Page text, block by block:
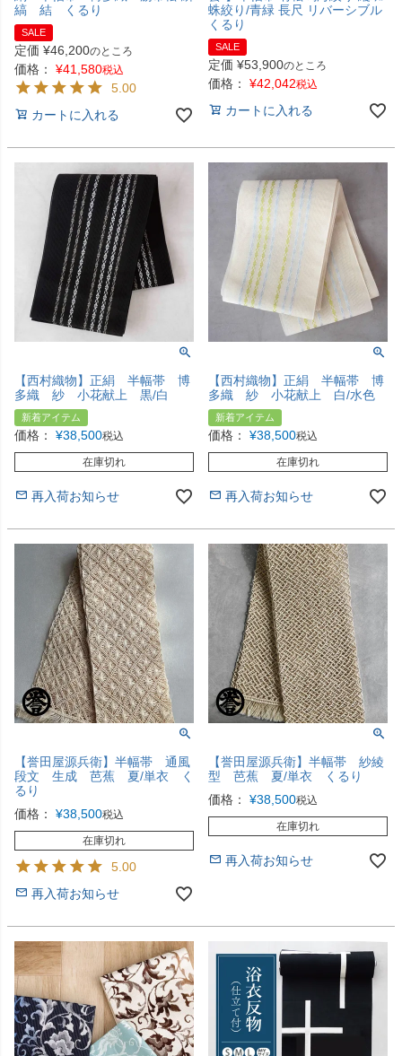
縞 結 くるり
SALE
定価 ¥46,200のところ
価格： ¥41,580税込
5.00
カートに入れる
蛛絞り/青緑 長尺 リバーシブル
くるり
SALE
定価 ¥53,900のところ
価格： ¥42,042税込
カートに入れる
【西村織物】正絹 半幅帯 博
多織 紗 小花献上 黒/白
新着アイテム
価格： ¥38,500税込
在庫切れ
再入荷お知らせ
【西村織物】正絹 半幅帯 博
多織 紗 小花献上 白/水色
新着アイテム
価格： ¥38,500税込
在庫切れ
再入荷お知らせ
【誉田屋源兵衛】半幅帯 通風
段文 生成 芭蕉 夏/単衣 く
るり
価格：
¥38,500税込
在庫切れ
5.00
再入荷お知らせ
【誉田屋源兵衛】半幅帯 紗綾
型 芭蕉 夏/単衣 くるり
価格：
¥38,500税込
在庫切れ
再入荷お知らせ